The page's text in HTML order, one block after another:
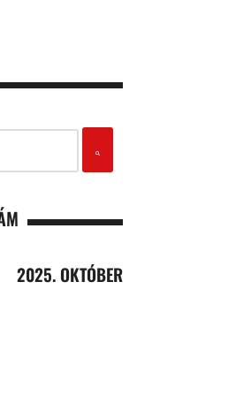
2025. OKTÓBER